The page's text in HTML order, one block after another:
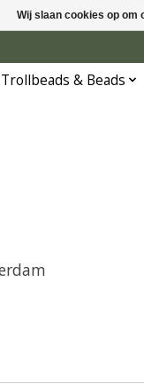
Trollbeads & Beads
Wij slaan cookies op om